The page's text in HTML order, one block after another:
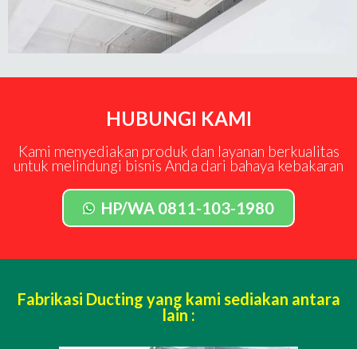
HUBUNGI KAMI
Kami menyediakan produk dan layanan berkualitas
untuk melindungi bisnis Anda dari bahaya kebakaran
HP/WA 0811-103-1980
Fabrikasi Ducting yang kami sediakan antara
lain :